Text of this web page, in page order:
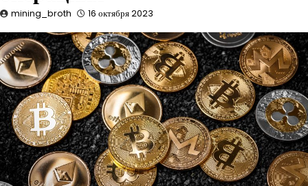
mining_broth 16 октября 2023